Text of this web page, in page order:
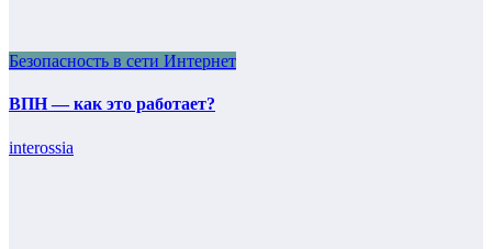
Безопасность в сети Интернет
ВПН — как это работает?
interossia